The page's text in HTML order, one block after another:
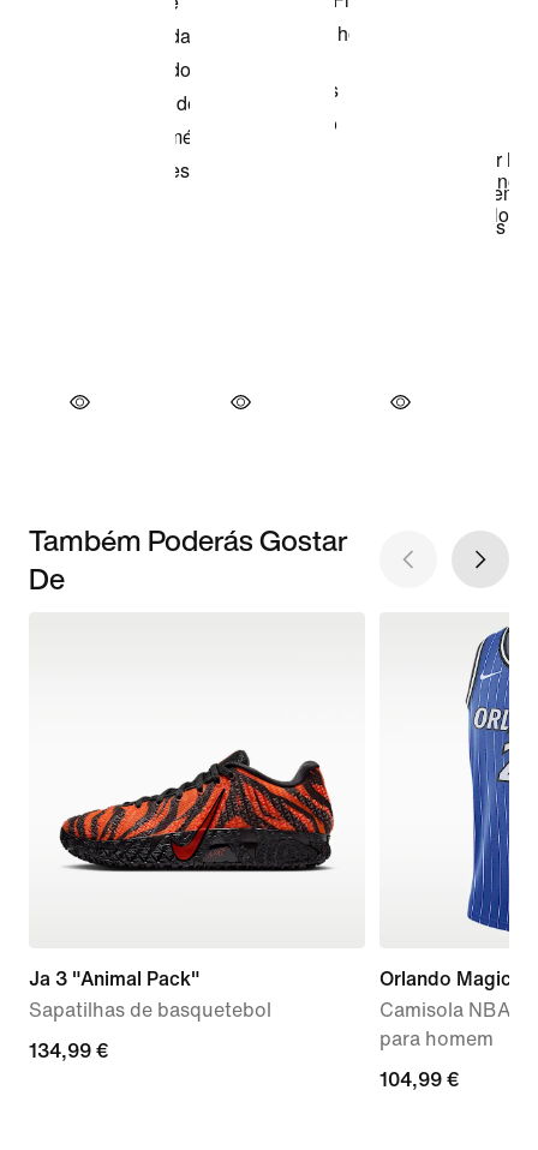
Também Poderás Gostar
De
Ja 3 "Animal Pack"
Sapatilhas de basquetebol
134,99
134,99 €
Orlando Magic
Camisola NBA
para homem
104,99
104,99 €